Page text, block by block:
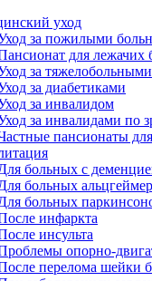
уход
за пожилыми
для лежачих
за тяжелобольными
за диабетиками
за инвалидом
за инвалидами по
пансионаты
больных с
больных
больных
инфаркта
инсульта
опорно-
перелома шейки